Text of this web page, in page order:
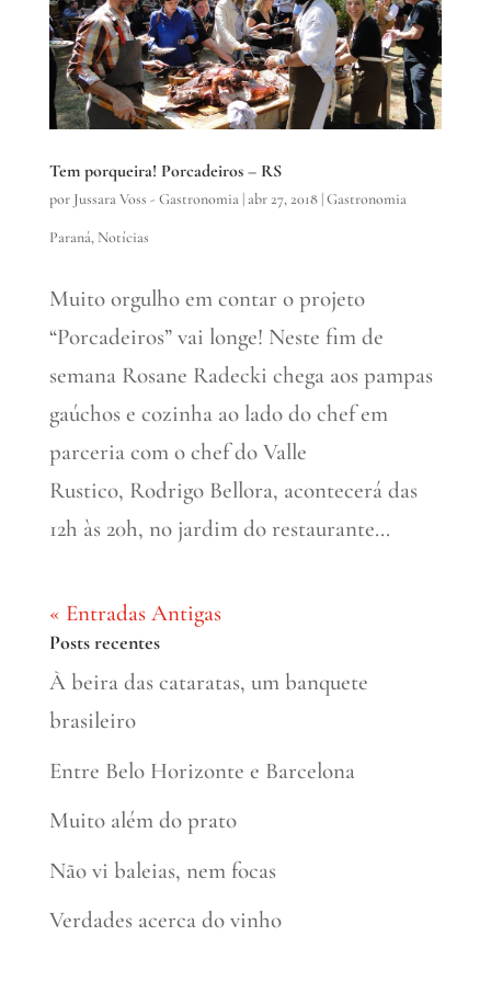
Tem porqueira! Porcadeiros – RS
por Jussara Voss - Gastronomia|abr 27, 2018|Gastronomia
Paraná, Notícias
Muito orgulho em contar o projeto
“Porcadeiros” vai longe! Neste fim de
semana Rosane Radecki chega aos pampas
gaúchos e cozinha ao lado do chef em
parceria com o chef do Valle
Rustico, Rodrigo Bellora, acontecerá das
12h às 20h, no jardim do restaurante...
« Entradas Antigas
Posts recentes
À beira das cataratas, um banquete
brasileiro
Entre Belo Horizonte e Barcelona
Muito além do prato
Não vi baleias, nem focas
Verdades acerca do vinho